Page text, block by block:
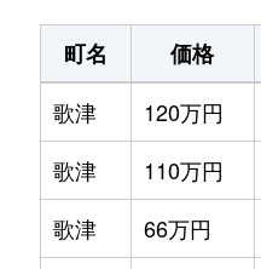
町名 価格
歌津
120万円
歌津
110万円
歌津
66万円